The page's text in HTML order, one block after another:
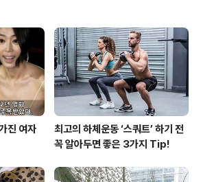
으로 벤츠의 철학인 ‘감각적
한 것이 특징이다. 전면부
욱 넓게 디자인해 ‘상어의 코
었고, 그릴 윤곽을..
진 여자
최고의 하체운동 ‘스쿼트’ 하기 전
꼭 알아두면 좋은 3가지 Tip!